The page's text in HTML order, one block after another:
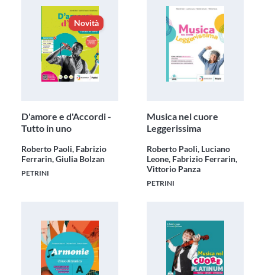
Novità
D'amore e d'Accordi -
Tutto in uno
Roberto Paoli, Fabrizio
Ferrarin, Giulia Bolzan
PETRINI
Musica nel cuore
Leggerissima
Roberto Paoli, Luciano
Leone, Fabrizio Ferrarin,
Vittorio Panza
PETRINI